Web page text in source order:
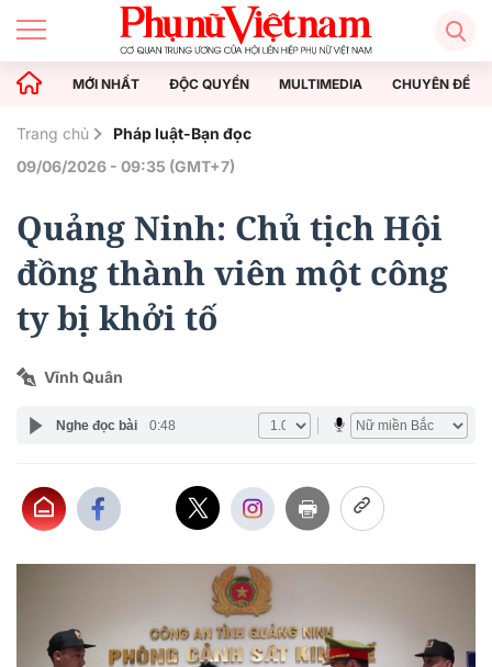
MỚI NHẤT ĐỘC QUYỀN MULTIMEDIA CHUYÊN ĐỀ
Trang chủ
Pháp luật-Bạn đọc
09/06/2026 - 09:35 (GMT+7)
Quảng Ninh: Chủ tịch Hội
đồng thành viên một công
ty bị khởi tố
Vĩnh Quân
Nghe đọc bài 0:48